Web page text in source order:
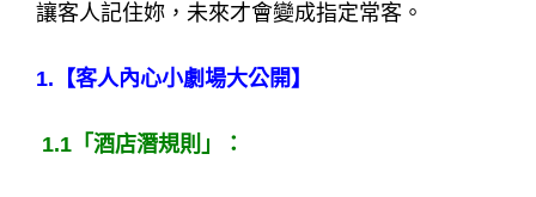
讓客人記住妳，未來才會變成指定常客。
1. 【客人內心小劇場大公開】
1.1 「酒店潛規則」：